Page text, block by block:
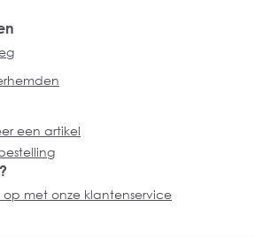
een artikel
met onze klantenservice